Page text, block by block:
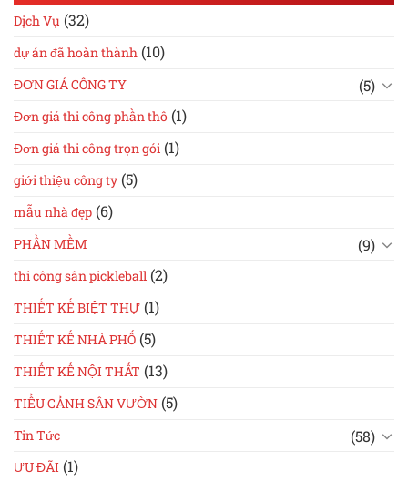
Dịch Vụ (32)
dự án đã hoàn thành (10)
ĐƠN GIÁ CÔNG TY (5)
Đơn giá thi công phần thô (1)
Đơn giá thi công trọn gói (1)
giới thiệu công ty (5)
mẫu nhà đẹp (6)
PHẦN MỀM (9)
thi công sân pickleball (2)
THIẾT KẾ BIỆT THỰ (1)
THIẾT KẾ NHÀ PHỐ (5)
THIẾT KẾ NỘI THẤT (13)
TIỂU CẢNH SÂN VƯỜN (5)
Tin Tức (58)
ƯU ĐÃI (1)